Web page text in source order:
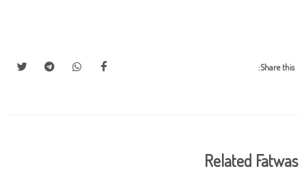
Share this:
Related Fatwas